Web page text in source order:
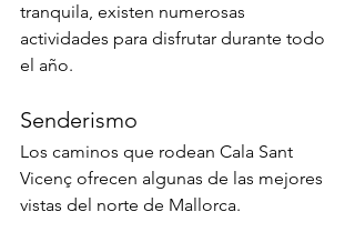
tranquila, existen numerosas
actividades para disfrutar durante todo
el año.
Senderismo
Los caminos que rodean Cala Sant
Vicenç ofrecen algunas de las mejores
vistas del norte de Mallorca.